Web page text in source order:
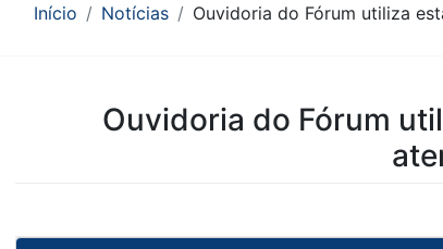
Início Notícias Ouvidoria do Fórum utiliza
Conteúdo da Notícia
Ouvidoria do Fórum